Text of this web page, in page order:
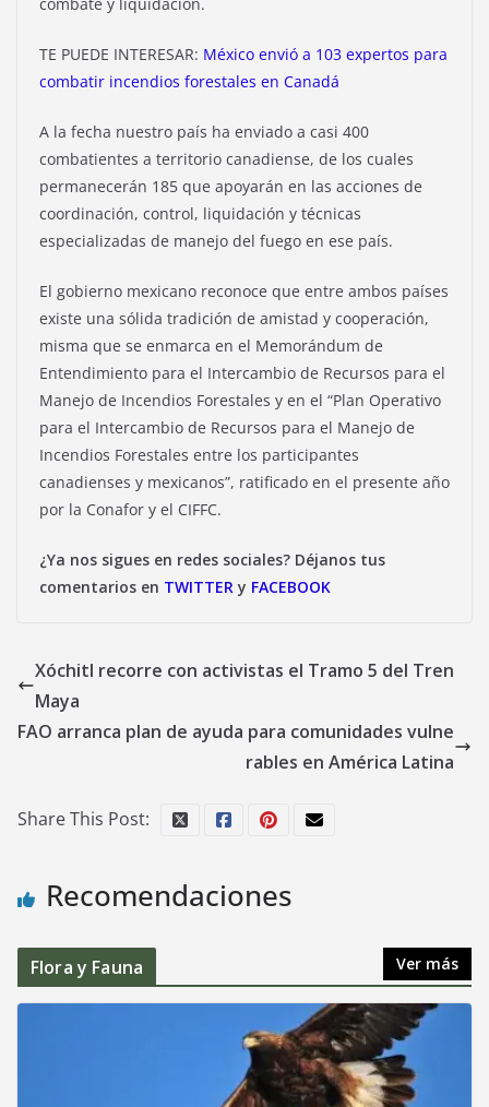
TE PUEDE INTERESAR: México envió a 103 expertos para
combatir incendios forestales en Canadá
A la fecha nuestro país ha enviado a casi 400
combatientes a territorio canadiense, de los cuales
permanecerán 185 que apoyarán en las acciones de
coordinación, control, liquidación y técnicas
especializadas de manejo del fuego en ese país.
El gobierno mexicano reconoce que entre ambos países
existe una sólida tradición de amistad y cooperación,
misma que se enmarca en el Memorándum de
Entendimiento para el Intercambio de Recursos para el
Manejo de Incendios Forestales y en el “Plan Operativo
para el Intercambio de Recursos para el Manejo de
Incendios Forestales entre los participantes
canadienses y mexicanos”, ratificado en el presente año
por la Conafor y el CIFFC.
¿Ya nos sigues en redes sociales? Déjanos tus
comentarios en TWITTER y FACEBOOK
Xóchitl recorre con activistas el Tramo 5 del Tren
Maya
FAO arranca plan de ayuda para comunidades vulne
rables en América Latina
Share This Post:
Recomendaciones
Flora y Fauna Ver más